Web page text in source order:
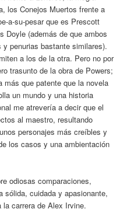
los Conejos Muertos frente a
a-su-pesar que es Prescott
Doyle (además de que ambos
penurias bastante similares).
a los de la otra. Pero no por
trasunto de la obra de Powers;
que patente que la novela
un mundo y una historia
me atrevería a decir que el
al maestro, resultando
personajes más creíbles y
los casos y una ambientación
odiosas comparaciones,
sólida, cuidada y apasionante,
carrera de Alex Irvine.